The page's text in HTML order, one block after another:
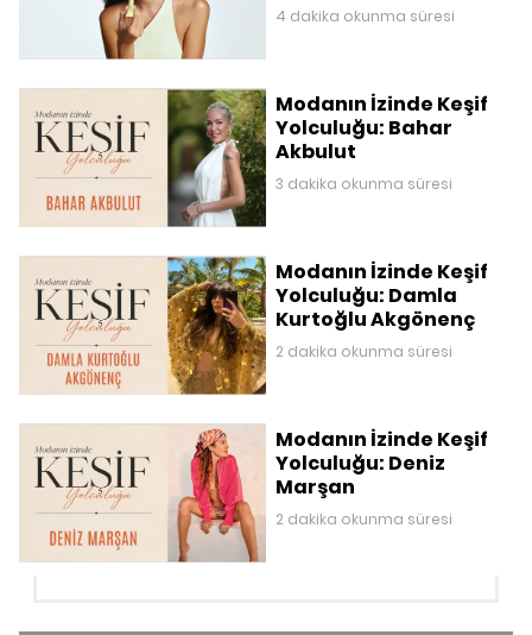
4 dakika okunma süresi
Modanın İzinde Keşif
Yolculuğu: Bahar
Akbulut
3 dakika okunma süresi
Modanın İzinde Keşif
Yolculuğu: Damla
Kurtoğlu Akgönenç
2 dakika okunma süresi
Modanın İzinde Keşif
Yolculuğu: Deniz
Marşan
2 dakika okunma süresi